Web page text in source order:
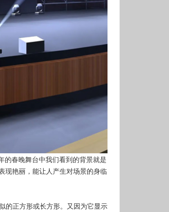
的春晚舞台中我们看到的背景就是
现艳丽，能让人产生对场景的身临
的正方形或长方形。又因为它显示